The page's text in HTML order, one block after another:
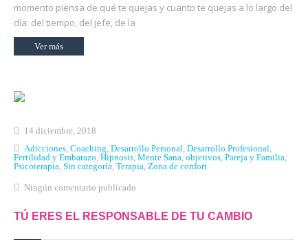
momento piensa de qué te quejas y cuanto te quejas a lo largo del
día: del tiempo, del jefe, de la
Ver más
14 diciembre, 2018
Adicciones Coaching Desarrollo Personal Desarrollo Profesional
Fertilidad y Embarazo Hipnosis Mente Sana objetivos Pareja y Familia
Psicoterapia Sin categoría Terapia Zona de confort
Ningún comentario publicado
TÚ ERES EL RESPONSABLE DE TU CAMBIO